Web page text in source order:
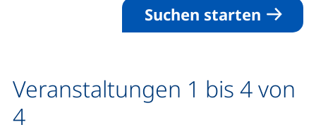
Suchen starten
Veranstaltungen 1 bis 4 von
4